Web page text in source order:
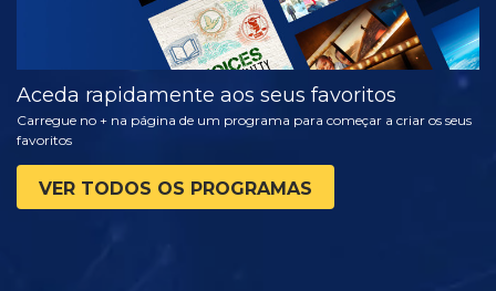
Aceda rapidamente aos seus favoritos
Carregue no + na página de um programa para começar a criar os seus
favoritos
VER TODOS OS PROGRAMAS